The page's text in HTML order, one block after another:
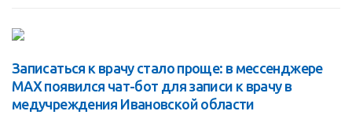
Записаться к врачу стало проще: в мессенджере
MAX появился чат-бот для записи к врачу в
медучреждения Ивановской области